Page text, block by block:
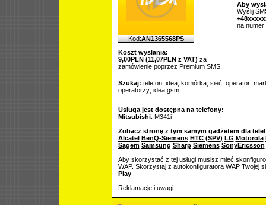
Kod:AN1365568PS
Koszt wysłania:
9,00PLN (11,07PLN z VAT) za
zamówienie poprzez Premium SMS.
Aby
Wyślij
na numer
Szukaj: telefon, idea, komórka, sieć operator,
operatorzy, idea gsm
Usługa jest dostępna na telefony:
Mitsubishi: M341i
Zobacz stronę z tym samym gadżetem dla
Alcatel BenQ-Siemens HTC (SPV) LG Motorola
Sagem Samsung Sharp Siemens SonyEricsson
Aby skorzystać z tej usługi musisz mieć
WAP. Skorzystaj z autokonfiguratora WAP Twojej
Play.
Reklamacje i uwagi